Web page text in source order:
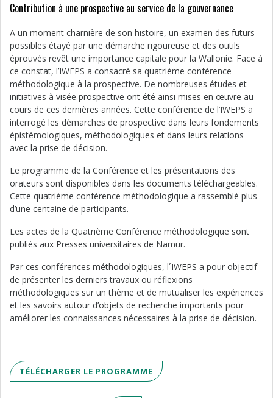
Contribution à une prospective au service de la gouvernance
A un moment charnière de son histoire, un examen des futurs
possibles étayé par une démarche rigoureuse et des outils
éprouvés revêt une importance capitale pour la Wallonie. Face à
ce constat, l’IWEPS a consacré sa quatrième conférence
méthodologique à la prospective. De nombreuses études et
initiatives à visée prospective ont été ainsi mises en œuvre au
cours de ces dernières années. Cette conférence de l’IWEPS a
interrogé les démarches de prospective dans leurs fondements
épistémologiques, méthodologiques et dans leurs relations
avec la prise de décision.
Le programme de la Conférence et les présentations des
orateurs sont disponibles dans les documents téléchargeables.
Cette quatrième conférence méthodologique a rassemblé plus
d’une centaine de participants.
Les actes de la Quatrième Conférence méthodologique sont
publiés aux Presses universitaires de Namur.
Par ces conférences méthodologiques, l´IWEPS a pour objectif
de présenter les derniers travaux ou réflexions
méthodologiques sur un thème et de mutualiser les expériences
et les savoirs autour d’objets de recherche importants pour
améliorer les connaissances nécessaires à la prise de décision.
TÉLÉCHARGER LE PROGRAMME